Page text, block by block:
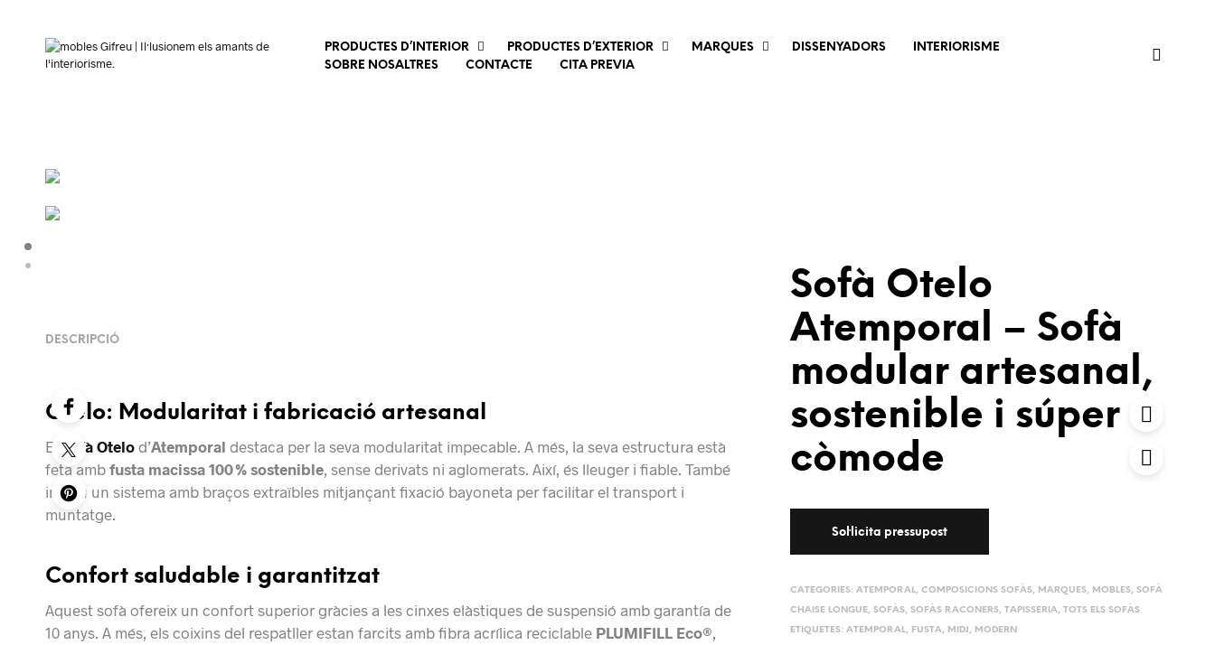
PRODUCTES D’INTERIOR PRODUCTES D’EXTERIOR MARQUES DISSENYADORS
INTERIORISME
SOBRE NOSALTRES
CONTACTE CITA PREVIA
Sofà Otelo
Atemporal – Sofà
modular artesanal,
sostenible i súper
còmode
CATEGORIES: ATEMPORAL, COMPOSICIONS SOFÀS, MARQUES, MOBLES, SOFÀ
CHAISE LONGUE, SOFÀS, SOFÀS RACONERS, TAPISSERIA, TOTS ELS SOFÀS
ETIQUETES: ATEMPORAL, FUSTA, MIDJ, MODERN
DESCRIPCIÓ
Otelo: Modularitat i fabricació artesanal
El Sofà Otelo d’Atemporal destaca per la seva modularitat impecable. A més, la seva estructura està
feta amb fusta macissa 100 % sostenible, sense derivats ni aglomerats. Així, és lleuger i fiable. També
inclou un sistema amb braços extraïbles mitjançant fixació bayoneta per facilitar el transport i
muntatge.
Confort saludable i garantitzat
Aquest sofà ofereix un confort superior gràcies a les cinxes elàstiques de suspensió amb garantí­a de
10 anys. A més, els coixins del respatller estan farcits amb fibra acrílica reciclable PLUMIFILL Eco®,